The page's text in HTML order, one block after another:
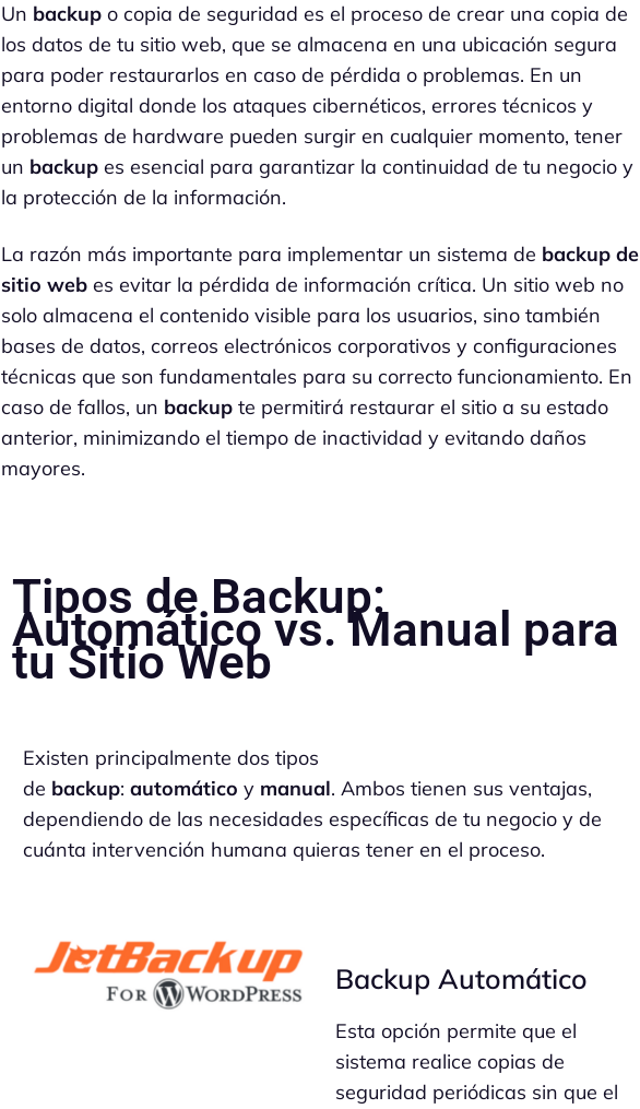
Un backup o copia de seguridad es el proceso de crear una copia de
los datos de tu sitio web, que se almacena en una ubicación segura
para poder restaurarlos en caso de pérdida o problemas. En un
entorno digital donde los ataques cibernéticos, errores técnicos y
problemas de hardware pueden surgir en cualquier momento, tener
un backup es esencial para garantizar la continuidad de tu negocio y
la protección de la información.
La razón más importante para implementar un sistema de backup de
sitio web es evitar la pérdida de información crítica. Un sitio web no
solo almacena el contenido visible para los usuarios, sino también
bases de datos, correos electrónicos corporativos y configuraciones
técnicas que son fundamentales para su correcto funcionamiento. En
caso de fallos, un backup te permitirá restaurar el sitio a su estado
anterior, minimizando el tiempo de inactividad y evitando daños
mayores.
Tipos de Backup:
Automático vs. Manual para
tu Sitio Web
Existen principalmente dos tipos
de backup:automático y manual. Ambos tienen sus ventajas,
dependiendo de las necesidades específicas de tu negocio y de
cuánta intervención humana quieras tener en el proceso.
Backup Automático
Esta opción permite que el
sistema realice copias de
seguridad periódicas sin que el